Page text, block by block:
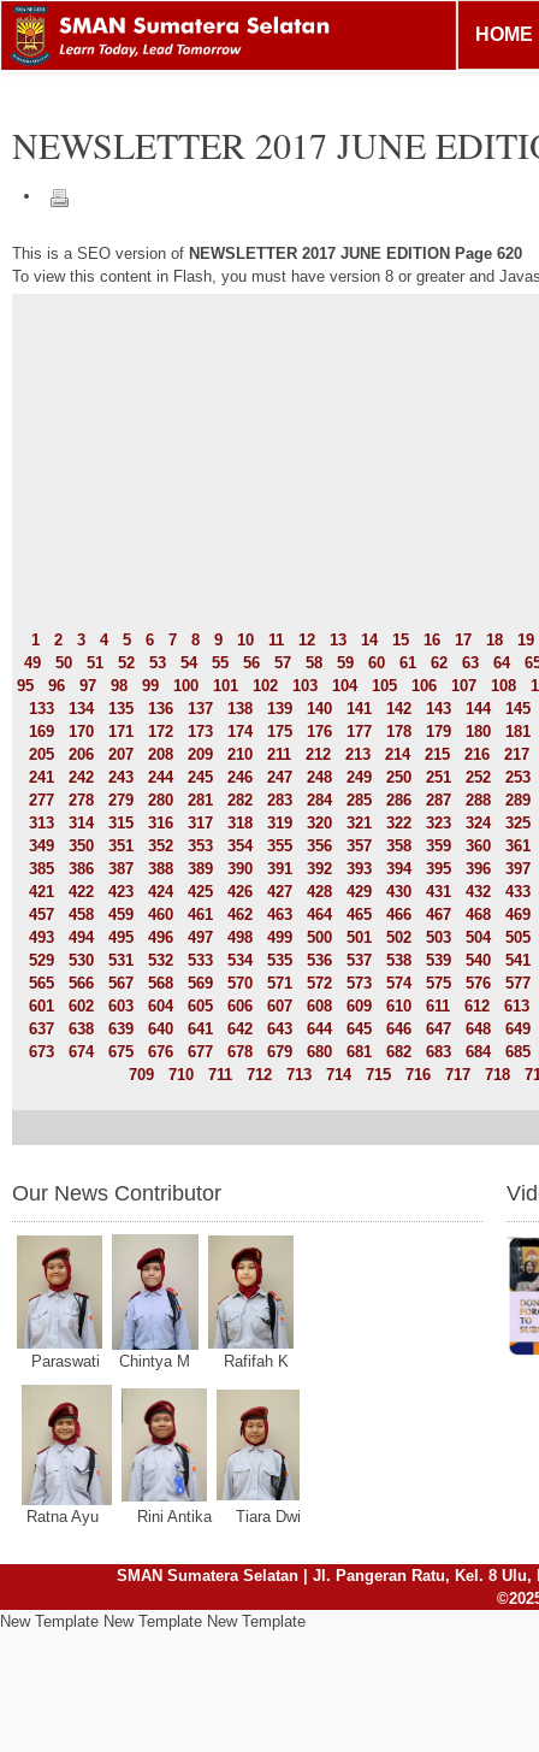
HOME
NEWSLETTER 2017 JUNE
This is a SEO version of NEWSLETTER 2017 JUNE EDITION Page 620
To view this content in Flash, you must have version 8 or greater and
1 2 3 4 5 6 7 8 9 10 11 12 13 14 15 16 17 18
19
49
50 51 52 53 54 55 56 57 58 59 60 61 62 63 64
95
96 97 98 99 100 101 102 103 104 105 106 107 108
133
134 135 136 137 138 139 140 141 142 143 144
145
169
170 171 172 173 174 175 176 177 178 179 180
181
205
206 207 208 209 210 211 212 213 214 215 216
217
241
242 243 244 245 246 247 248 249 250 251 252
253
277
278 279 280 281 282 283 284 285 286 287 288
289
313
314 315 316 317 318 319 320 321 322 323 324
325
349
350 351 352 353 354 355 356 357 358 359 360
361
385
386 387 388 389 390 391 392 393 394 395 396
397
421
422 423 424 425 426 427 428 429 430 431 432
433
457
458 459 460 461 462 463 464 465 466 467 468
469
493
494 495 496 497 498 499 500 501 502 503 504
505
529
530 531 532 533 534 535 536 537 538 539 540
541
565
566 567 568 569 570 571 572 573 574 575 576
577
601
602 603 604 605 606 607 608 609 610 611 612
613
637
638 639 640 641 642 643 644 645 646 647 648
649
673
674 675 676 677 678 679 680 681 682 683 684
685
709
710 711 712 713 714 715 716 717 718
Our News Contributor
Paraswati Chintya M Rafifah K
Ratna Ayu Rini Antika Tiara Dwi
SMAN Sumatera Selatan | Jl. Pangeran Ratu, Kel. 8 Ulu,
New Template New Template New Template